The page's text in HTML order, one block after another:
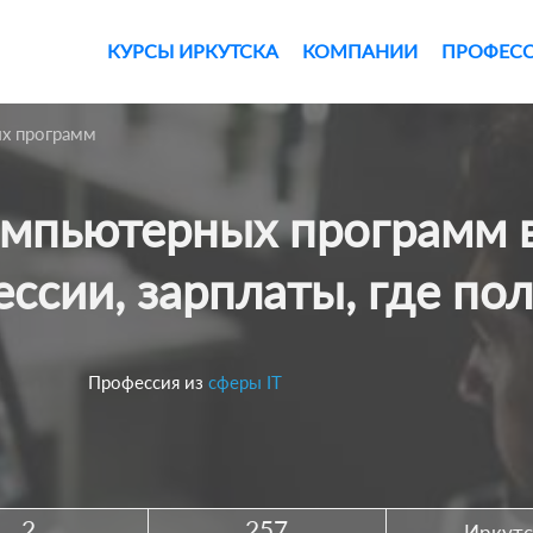
КУРСЫ ИРКУТСКА КОМПАНИИ
программ
зарплаты, где
Профессия из сферы IT